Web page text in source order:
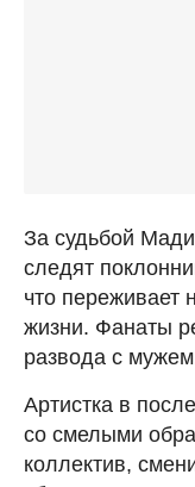
За судьбой
следят
что переживает
жизни. Фанаты
развода с
Артистка в
со смелыми
коллектив,